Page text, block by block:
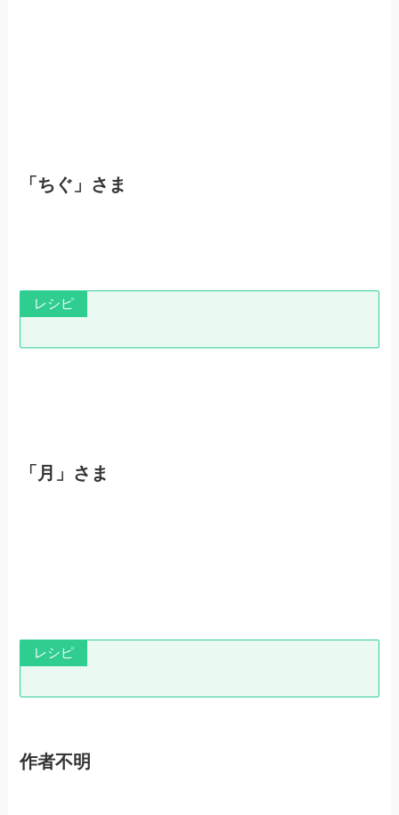
「ちぐ」さま
レシピ
「月」さま
レシピ
作者不明